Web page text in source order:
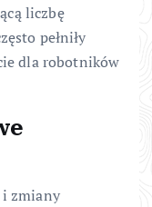
liczbę
pełniły
dla robotników
i zmiany